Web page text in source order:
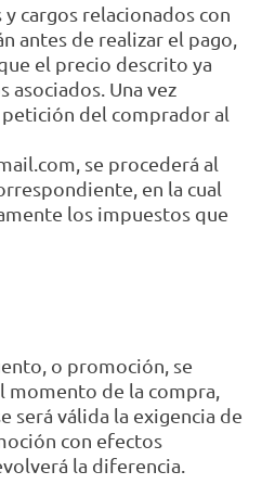
cargos relacionados con
antes de realizar el pago,
el precio descrito ya
asociados. Una vez
del comprador al
se procederá al
en la cual
los impuestos que
o promoción, se
momento de la compra,
será válida la exigencia de
con efectos
la diferencia.